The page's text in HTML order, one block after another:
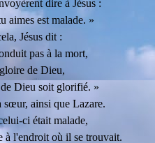
dire à Jésus :
aimes est malade. »
Jésus dit :
pas à la mort,
de Dieu,
Dieu soit glorifié. »
sœur, ainsi que Lazare.
ci était malade,
à l'endroit où il se trouvait.